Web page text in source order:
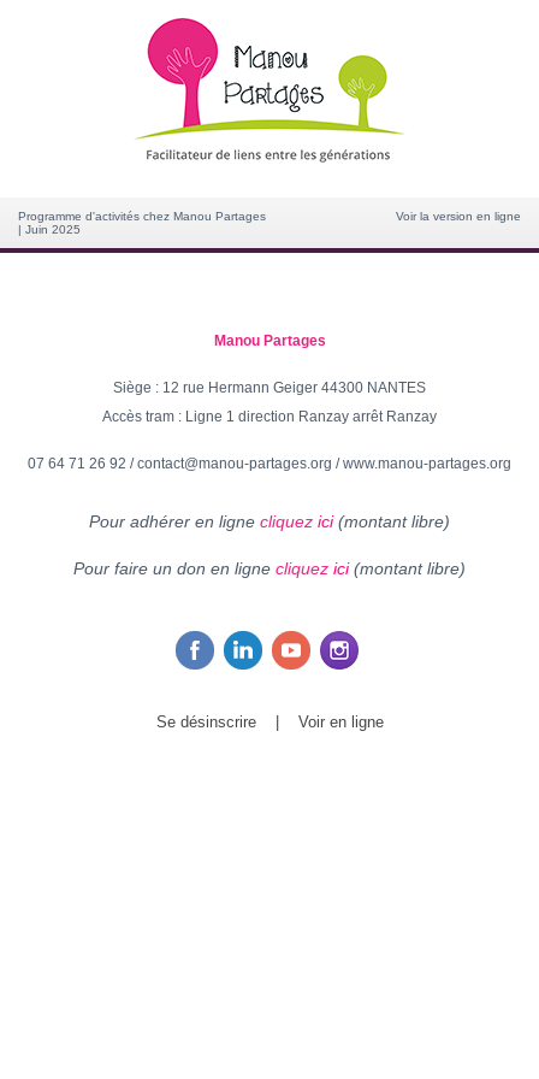
Programme d'activités chez Manou Partages
| Juin 2025
Voir la version en ligne
Manou Partages
Siège : 12 rue Hermann Geiger 44300 NANTES
Accès tram : Ligne 1 direction Ranzay arrêt Ranzay
07 64 71 26 92 /contact@manou-partages.org /www.manou-partages.org
Pour adhérer en ligne cliquez ici(montant libre)
Pour faire un don en ligne cliquez ici(montant libre)
Se désinscrire Voir en ligne